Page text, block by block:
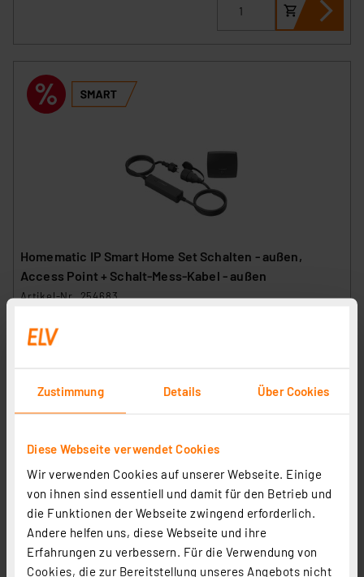
Zustimmung Details Über Cookies
Diese Webseite verwendet Cookies
Wir verwenden Cookies auf unserer Webseite. Einige
von ihnen sind essentiell und damit für den Betrieb und
die Funktionen der Webseite zwingend erforderlich.
Andere helfen uns, diese Webseite und ihre
Erfahrungen zu verbessern. Für die Verwendung von
Cookies, die zur Bereitstellung unseres Angebots nicht
Homematic IP Smart Home Set Schalten - außen,
Access Point + Schalt-Mess-Kabel - außen
Artikel-Nr. 254683
Informationen zu Versandkosten